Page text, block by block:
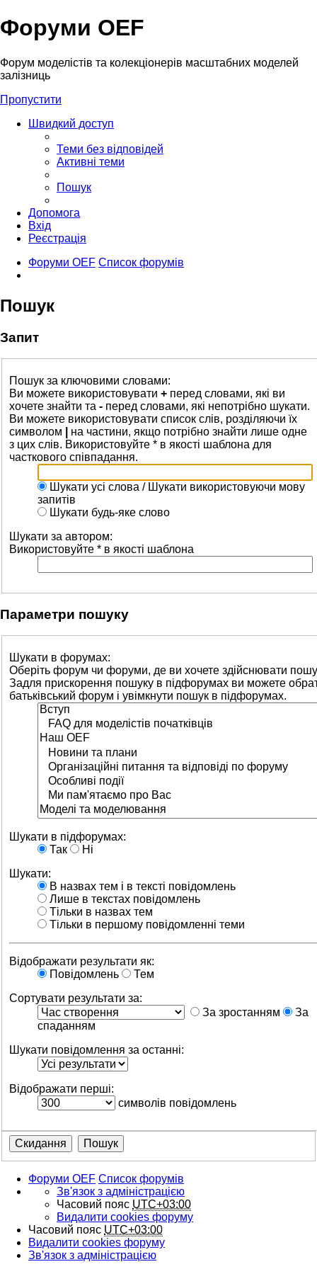
Форуми OEF
Форум моделістів та колекціонерів масштабних моделей
залізниць
Пропустити
Швидкий доступ
Теми без відповідей
Активні теми
Пошук
Допомога
Вхід
Реєстрація
Форуми OEF Список форумів
Пошук
Запит
Пошук за ключовими словами:
Ви можете використовувати + перед словами, які ви
хочете знайти та - перед словами, які непотрібно шукати.
Ви можете використовувати список слів, розділяючи їх
символом
на частини, якщо потрібно знайти лише одне
з цих слів. Використовуйте * в якості шаблона для
часткового співпадання.
Шукати усі слова / Шукати використовуючи мову
запитів
Шукати будь-яке слово
Шукати за автором:
Використовуйте * в якості шаблона
Параметри пошуку
Шукати в форумах:
Оберіть форум чи форуми, де ви хочете здійснювати
Задля прискорення пошуку в підфорумах ви можете
батьківський форум і увімкнути пошук в підфорумах.
Шукати в підфорумах:
Так
Ні
Шукати:
В назвах тем і в тексті повідомлень
Лише в текстах повідомлень
Тільки в назвах тем
Тільки в першому повідомленні теми
Відображати результати як:
Повідомлень
Тем
Сортувати результати за:
За зростанням
За
спаданням
Шукати повідомлення за останні:
Відображати перші:
символів повідомлень
Форуми OEF Список форумів
Зв'язок з адміністрацією
Часовий пояс UTC+03:00
Видалити cookies форуму
Часовий пояс UTC+03:00
Видалити cookies форуму
Зв'язок з адміністрацією